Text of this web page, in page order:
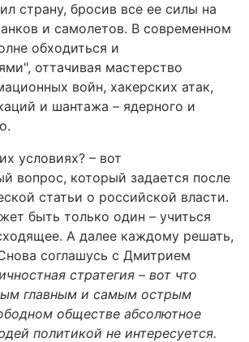
страну, бросив все ее силы на
и самолетов. В современном
обходиться и
оттачивая мастерство
войн, хакерских атак,
и шантажа – ядерного и
условиях? – вот
вопрос, который задается после
статьи о российской власти.
быть только один – учиться
А далее каждому решать,
соглашусь с Дмитрием
стратегия – вот что
главным и самым острым
обществе абсолютное
политикой не интересуется.